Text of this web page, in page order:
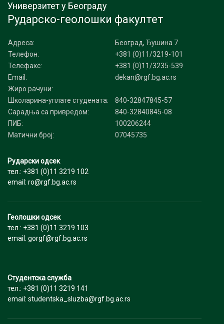
Универзитет у Београду
Рударско-геолошки факултет
Адреса:
Београд, Ђушина 7
Телефон:
+381 (0)11/3219-101
Телефакс:
+381 (0)11/3235-539
Email:
dekan@rgf.bg.ac.rs
Жиро рачуни:
Школарина-уплате студената:
840-32847845-57
Сарадња са привредом:
840-32840845-08
ПИБ:
100206244
Матични број:
07045735
Рударски одсек
тел.: +381 (0)11 3219 102
email: ro@rgf.bg.ac.rs
Геолошки одсек
тел.: +381 (0)11 3219 103
email: gorgf@rgf.bg.ac.rs
Студентска служба
тел.: +381 (0)11 3219 141
email: studentska_sluzba@rgf.bg.ac.rs